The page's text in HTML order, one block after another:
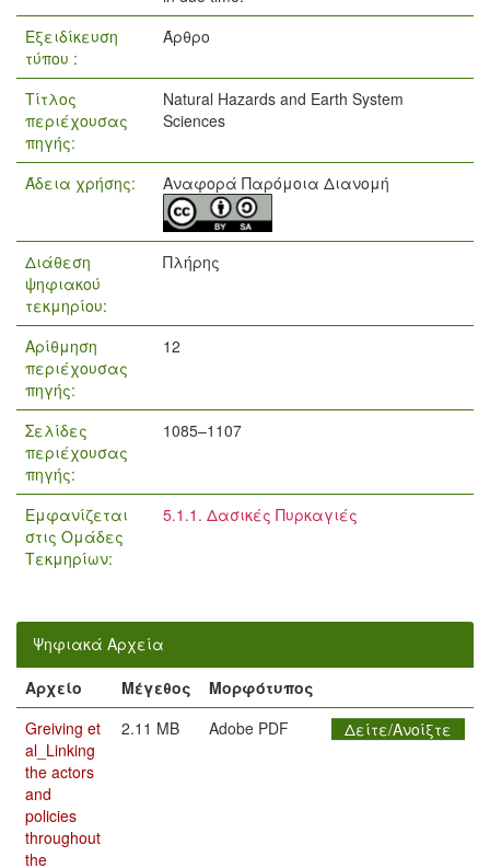
Εξειδίκευση
τύπου :
Άρθρο
Τίτλος
περιέχουσας
πηγής:
Natural Hazards and Earth System
Sciences
Άδεια χρήσης: Αναφορά Παρόμοια Διανομή
Διάθεση
ψηφιακού
τεκμηρίου:
Πλήρης
Αρίθμηση
περιέχουσας
πηγής:
12
Σελίδες
περιέχουσας
πηγής:
1085–1107
Εμφανίζεται
στις Ομάδες
Τεκμηρίων:
5.1.1. Δασικές Πυρκαγιές
Ψηφιακά Αρχεία
Αρχείο
Μέγεθος
Μορφότυπος
Greiving et
al_Linking
the actors
and
policies
throughout
the
2.11 MB Adobe PDF Δείτε/Ανοίξτε